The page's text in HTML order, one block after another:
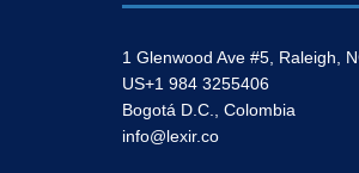
1 Glenwood Ave #5, Raleigh,
US+1 984 3255406
Bogotá D.C., Colombia
info@lexir.co